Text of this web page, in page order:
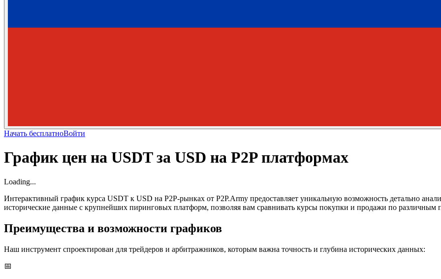
Начать бесплатноВойти
График цен на USDT за USD на P2P платформах
Loading...
Интерактивный график курса USDT к USD на P2P-рынках от P2P.Army предоставляет уникальную возможность детально
исторические данные с крупнейших пиринговых платформ, позволяя вам сравнивать курсы покупки и продажи по различным
Преимущества и возможности графиков
Наш инструмент спроектирован для трейдеров и арбитражников, которым важна точность и глубина исторических данных:
📅